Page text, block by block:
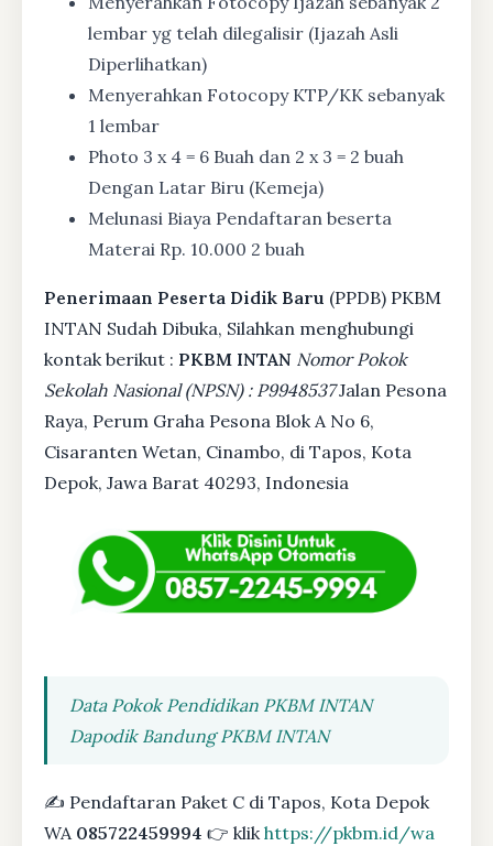
lembar yg telah dilegalisir (Ijazah Asli
Diperlihatkan)
Menyerahkan Fotocopy KTP/KK sebanyak
1 lembar
Photo 3 x 4 = 6 Buah dan 2 x 3 = 2 buah
Dengan Latar Biru (Kemeja)
Melunasi Biaya Pendaftaran beserta
Materai Rp. 10.000 2 buah
Penerimaan Peserta Didik Baru (PPDB) PKBM
INTAN Sudah Dibuka, Silahkan menghubungi
kontak berikut : PKBM INTAN Nomor Pokok
Sekolah Nasional (NPSN) : P9948537Jalan Pesona
Raya, Perum Graha Pesona Blok A No 6,
Cisaranten Wetan, Cinambo, di Tapos, Kota
Depok, Jawa Barat 40293, Indonesia
Data Pokok Pendidikan PKBM INTAN
Dapodik Bandung PKBM INTAN
✍ Pendaftaran Paket C di Tapos, Kota Depok
WA 085722459994 👉 klikhttps://pkbm.id/wa